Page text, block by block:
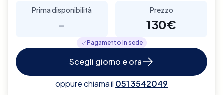
Prima disponibilità
-
Prezzo
130€
Pagamento in sede
Scegli giorno e ora
oppure chiama il 051 3542049